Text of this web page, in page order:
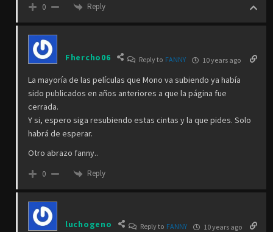
0 Reply
Fhercho06 Reply to FANNY 10 years ago
La mayoría de las películas que Mono va subiendo ya había
sido publicados en años anteriores a que la página fue
cerrada.
Y si, espero siga resubiendo estas cintas y la que pides. Solo
habrá de esperar.
Otro abrazo fanny..
0 Reply
luchogeno Reply to FANNY 10 years ago